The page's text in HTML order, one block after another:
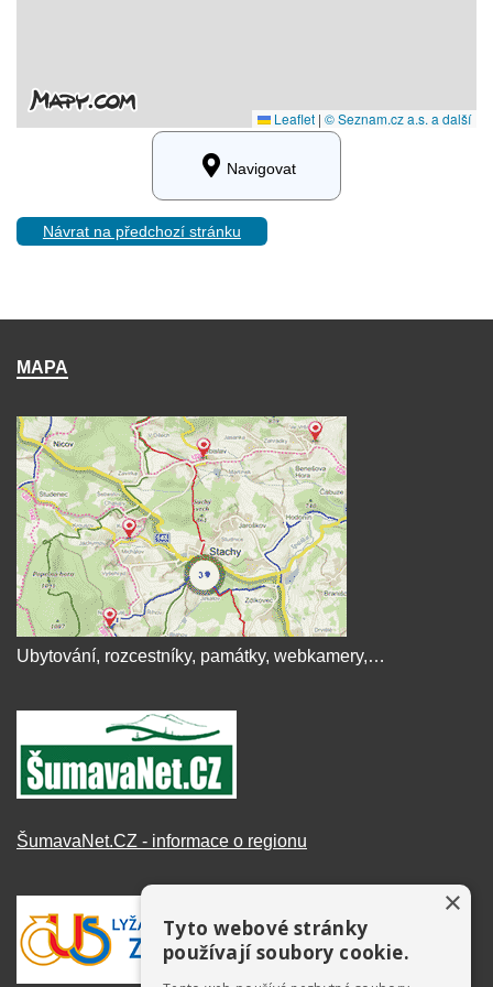
Navigovat
Návrat na předchozí stránku
MAPA
Ubytování, rozcestníky, památky, webkamery,…
ŠumavaNet.CZ - informace o regionu
×
Tyto webové stránky
používají soubory cookie.